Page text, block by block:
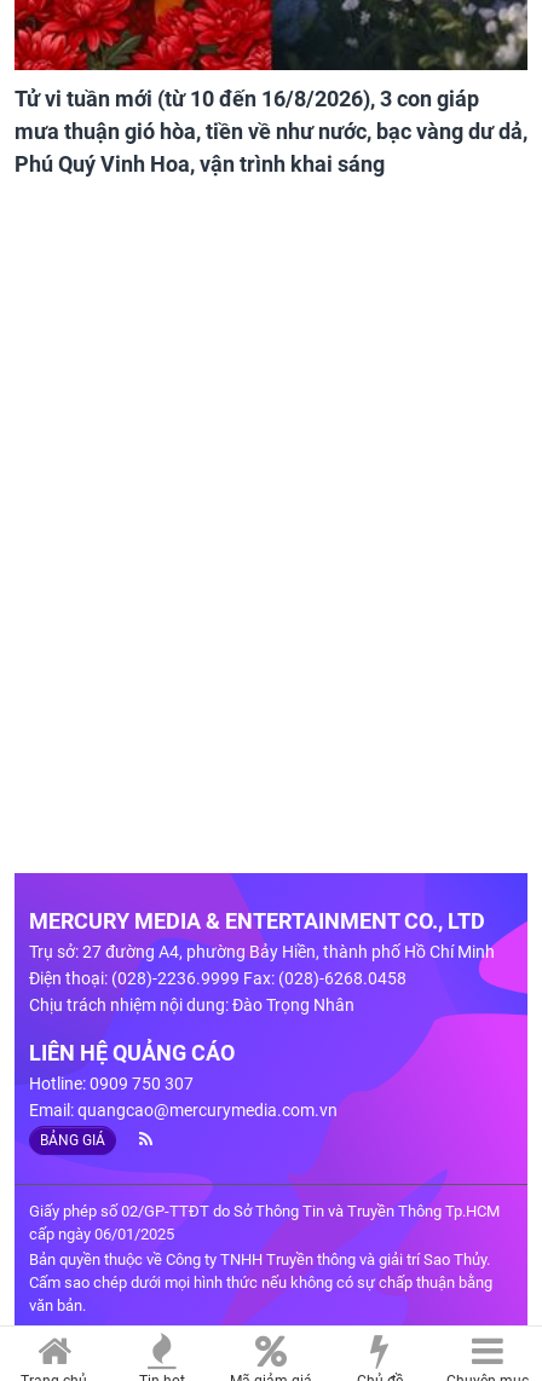
Tử vi tuần mới (từ 10 đến 16/8/2026), 3 con giáp
mưa thuận gió hòa, tiền về như nước, bạc vàng dư dả,
Phú Quý Vinh Hoa, vận trình khai sáng
MERCURY MEDIA & ENTERTAINMENT CO., LTD
Trụ sở: 27 đường A4, phường Bảy Hiền, thành phố Hồ Chí Minh
Điện thoại: (028)-2236.9999 Fax: (028)-6268.0458
Chịu trách nhiệm nội dung: Đào Trọng Nhân
LIÊN HỆ QUẢNG CÁO
Hotline: 0909 750 307
Email:quangcao@mercurymedia.com.vn
BẢNG GIÁ
Giấy phép số 02/GP-TTĐT do Sở Thông Tin và Truyền Thông Tp.HCM
cấp ngày 06/01/2025
Bản quyền thuộc về Công ty TNHH Truyền thông và giải trí Sao Thủy.
Cấm sao chép dưới mọi hình thức nếu không có sự chấp thuận bằng
văn bản.